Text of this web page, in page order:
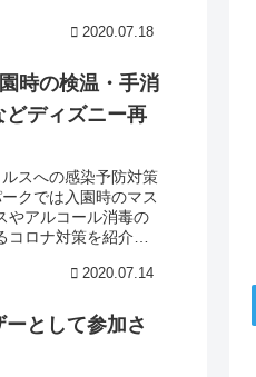
2020.07.18
時の検温・手消
ディズニー再
スへの感染予防対策
クでは入園時のマス
やアルコール消毒の
コロナ対策を紹介し
2020.07.14
ーとして参加さ